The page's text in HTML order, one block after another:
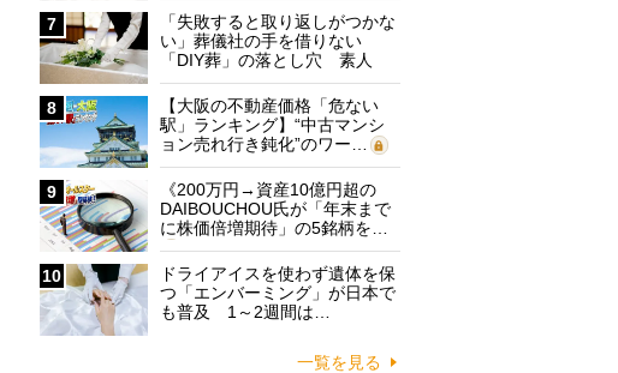
7
「失敗すると取り返しがつかな
い」葬儀社の手を借りない
「DIY葬」の落とし穴 素人
に…
8
【大阪の不動産価格「危ない
駅」ランキング】“中古マンシ
ョン売れ行き鈍化”のワー…
9
《200万円→資産10億円超の
DAIBOUCHOU氏が「年末まで
に株価倍増期待」の5銘柄を…
10
ドライアイスを使わず遺体を保
つ「エンバーミング」が日本で
も普及 1～2週間は…
一覧を見る